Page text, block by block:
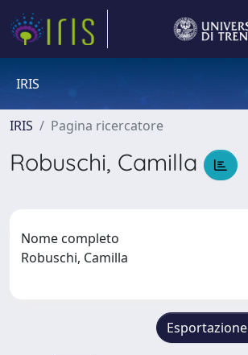
IRIS
IRIS Pagina ricercatore
Robuschi, Camilla
Nome completo
Robuschi, Camilla
Esportazione